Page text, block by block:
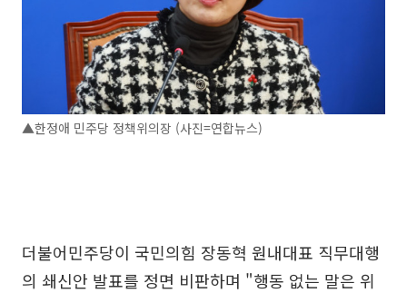
▲한정애 민주당 정책위의장 (사진=연합뉴스)
더불어민주당이 국민의힘 장동혁 원내대표 직무대행
의 쇄신안 발표를 정면 비판하며 "행동 없는 말은 위